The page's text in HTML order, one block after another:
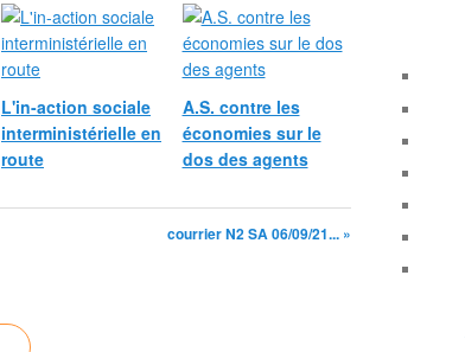
L'in-action sociale
interministérielle en
route
A.S. contre les
économies sur le
dos des agents
courrier N2 SA 06/09/21... »